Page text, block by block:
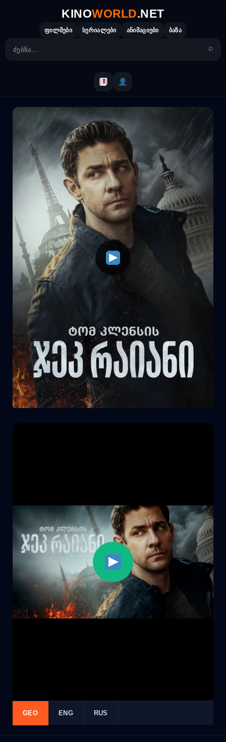
KINOWORLD.NET
ფილმები სერიალები ანიმაციები ბაზა
GEO ENG RUS